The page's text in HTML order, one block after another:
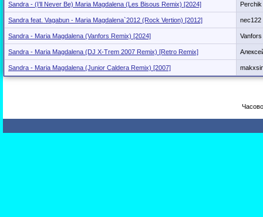
Sandra - (I’ll Never Be) Maria Magdalena (Les Bisous Remix) [2024]
Perchik
Sandra feat. Vagabun - Maria Magdalena`2012 (Rock Vertion) [2012] nec122
Sandra - Maria Magdalena (Vanfors Remix) [2024] Vanfors
Sandra - Maria Magdalena (DJ X-Trem 2007 Remix) [Retro Remix]
Sandra - Maria Magdalena (Junior Caldera Remix) [2007]